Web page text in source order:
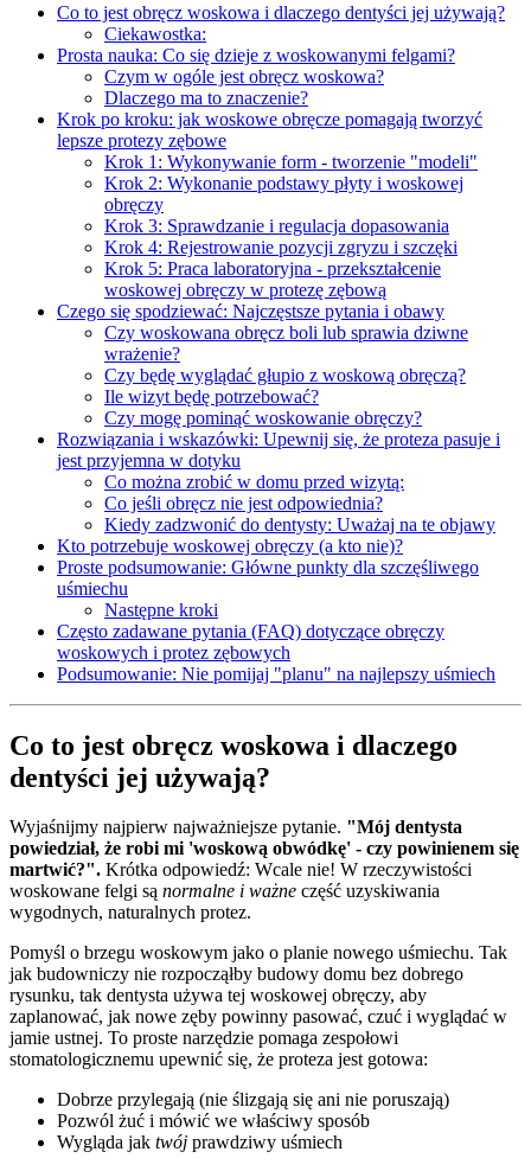
Co to jest obręcz woskowa i dlaczego dentyści jej używają?
Ciekawostka:
Prosta nauka: Co się dzieje z woskowanymi felgami?
Czym w ogóle jest obręcz woskowa?
Dlaczego ma to znaczenie?
Krok po kroku: jak woskowe obręcze pomagają tworzyć
lepsze protezy zębowe
Krok 1: Wykonywanie form - tworzenie "modeli"
Krok 2: Wykonanie podstawy płyty i woskowej
obręczy
Krok 3: Sprawdzanie i regulacja dopasowania
Krok 4: Rejestrowanie pozycji zgryzu i szczęki
Krok 5: Praca laboratoryjna - przekształcenie
woskowej obręczy w protezę zębową
Czego się spodziewać: Najczęstsze pytania i obawy
Czy woskowana obręcz boli lub sprawia dziwne
wrażenie?
Czy będę wyglądać głupio z woskową obręczą?
Ile wizyt będę potrzebować?
Czy mogę pominąć woskowanie obręczy?
Rozwiązania i wskazówki: Upewnij się, że proteza pasuje i
jest przyjemna w dotyku
Co można zrobić w domu przed wizytą:
Co jeśli obręcz nie jest odpowiednia?
Kiedy zadzwonić do dentysty: Uważaj na te objawy
Kto potrzebuje woskowej obręczy (a kto nie)?
Proste podsumowanie: Główne punkty dla szczęśliwego
uśmiechu
Następne kroki
Często zadawane pytania (FAQ) dotyczące obręczy
woskowych i protez zębowych
Podsumowanie: Nie pomijaj "planu" na najlepszy uśmiech
Co to jest obręcz woskowa i dlaczego
dentyści jej używają?
Wyjaśnijmy najpierw najważniejsze pytanie. "Mój dentysta
powiedział, że robi mi 'woskową obwódkę' - czy powinienem się
martwić?". Krótka odpowiedź: Wcale nie! W rzeczywistości
woskowane felgi są normalne i ważne część uzyskiwania
wygodnych, naturalnych protez.
Pomyśl o brzegu woskowym jako o planie nowego uśmiechu. Tak
jak budowniczy nie rozpocząłby budowy domu bez dobrego
rysunku, tak dentysta używa tej woskowej obręczy, aby
zaplanować, jak nowe zęby powinny pasować, czuć i wyglądać w
jamie ustnej. To proste narzędzie pomaga zespołowi
stomatologicznemu upewnić się, że proteza jest gotowa:
Dobrze przylegają (nie ślizgają się ani nie poruszają)
Pozwól żuć i mówić we właściwy sposób
Wygląda jak twój prawdziwy uśmiech